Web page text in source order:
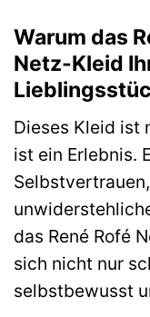
Warum das
Netz-Kleid
Dieses Kleid ist
ist ein Erlebnis.
das René Rofé
sich nicht nur
selbstbewusst